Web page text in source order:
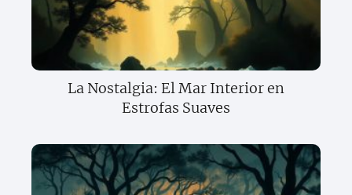
La Nostalgia: El Mar Interior en
Estrofas Suaves